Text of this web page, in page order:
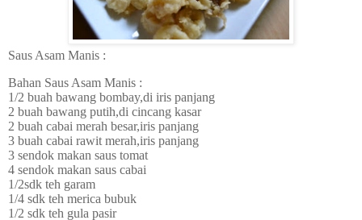
Saus Asam Manis :
Bahan Saus Asam Manis :
1/2 buah bawang bombay,di iris panjang
2 buah bawang putih,di cincang kasar
2 buah cabai merah besar,iris panjang
3 buah cabai rawit merah,iris panjang
3 sendok makan saus tomat
4 sendok makan saus cabai
1/2sdk teh garam
1/4 sdk teh merica bubuk
1/2 sdk teh gula pasir